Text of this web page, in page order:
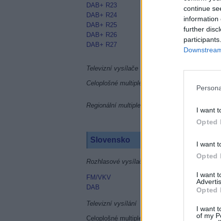
continue
information
further
I want
Opted
I want
Opted
I want
Opted
I want
of my
DAB+ R23
DAB+ R24
DAB+ R25
DAB+ R26
DAB+ R27
Televizní vysílače
Celoplošné multiplexy
Regionální multiplexy
Slovensko
Rozhlasové vysílače
FM/VKV
DAB
Televizní vysílání
Celoplošné multiplexy